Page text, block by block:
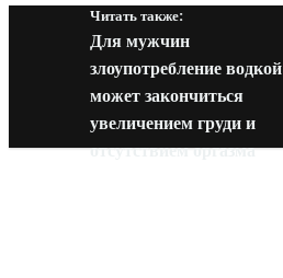
Читать также:
Для мужчин
злоупотребление водкой
может закончиться
увеличением груди и
отсутствием оргазма